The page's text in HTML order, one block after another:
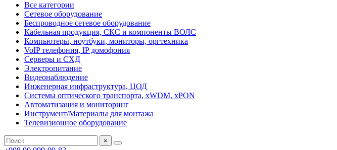
Все категории
Сетевое оборудование
Беспроводное сетевое оборудование
Кабельная продукция, СКС и компоненты ВОЛС
Компьютеры, ноутбуки, мониторы, оргтехника
VoIP телефония, IP домофония
Серверы и СХД
Электропитание
Видеонаблюдение
Инженерная инфраструктура, ЦОД
Системы оптического транспорта, xWDM, xPON
Автоматизация и мониторинг
Инструмент/Материалы для монтажа
Телевизионное оборудование
×